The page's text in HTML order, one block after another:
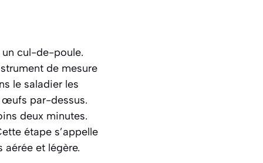
cul-de-poule.
de mesure
le saladier les
œufs par-dessus.
deux minutes.
étape s’appelle
aérée et légère.